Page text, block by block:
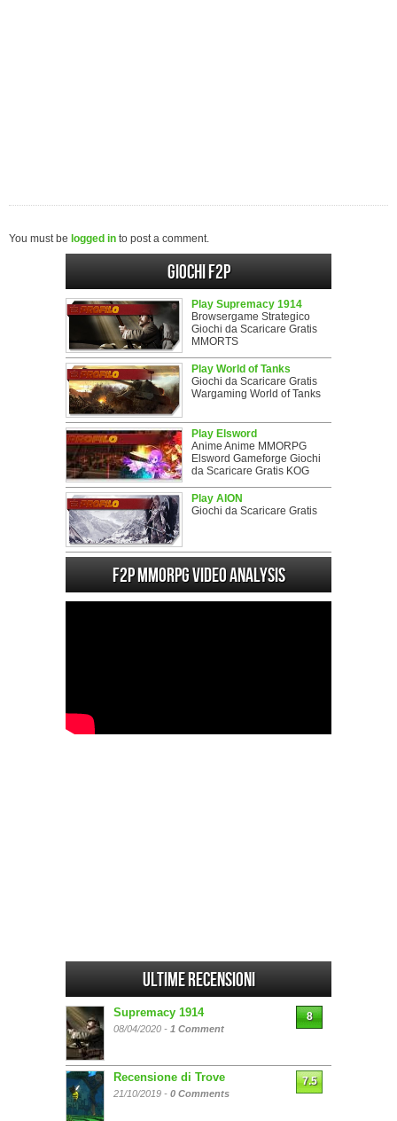
You must be logged in to post a comment.
Giochi F2P
Play Supremacy 1914
Browsergame Strategico
Giochi da Scaricare Gratis
MMORTS
Play World of Tanks
Giochi da Scaricare Gratis
Wargaming World of Tanks
Play Elsword
Anime Anime MMORPG
Elsword Gameforge Giochi
da Scaricare Gratis KOG
Play AION
Giochi da Scaricare Gratis
F2P MMORPG Video analysis
Ultime Recensioni
Supremacy 1914
08/04/2020 - 1 Comment
8
Recensione di Trove
21/10/2019 - 0 Comments
7.5